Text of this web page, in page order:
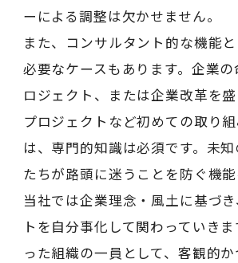
ーによる調整は欠かせません。
また、コンサルタント的な機能
必要なケースもあります。企業
ロジェクト、または企業改革を
プロジェクトなど初めての取り
は、専門的知識は必須です。未
たちが路頭に迷うことを防ぐ機能
当社では企業理念・風土に基づ
トを自分事化して関わっていき
った組織の一員として、客観的